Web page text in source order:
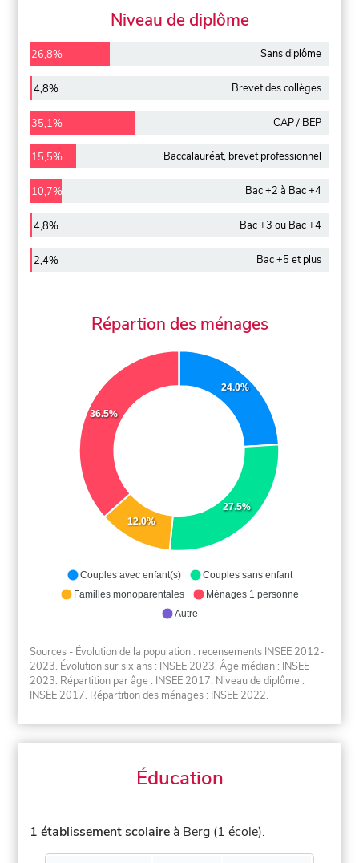
Niveau de diplôme
26,8% Sans diplôme
4,8% Brevet des collèges
35,1% CAP / BEP
15,5% Baccalauréat, brevet professionnel
10,7% Bac +2 à Bac +4
4,8% Bac +3 ou Bac +4
2,4% Bac +5 et plus
Répartion des ménages
24.0%
27.5%
12.0%
36.5%
Couples avec enfant(s)
Couples sans enfant
Familles monoparentales
Ménages 1 personne
Autre
Sources - Évolution de la population : recensements INSEE 2012-
2023. Évolution sur six ans : INSEE 2023. Âge médian : INSEE
2023. Répartition par âge : INSEE 2017. Niveau de diplôme :
INSEE 2017. Répartition des ménages : INSEE 2022.
Éducation
1 établissement scolaire à Berg (1 école).